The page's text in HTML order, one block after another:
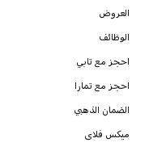
العروض
الوظائف
احجز مع تابي
احجز مع تمارا
الضمان الذهبي
ميكس فلاى